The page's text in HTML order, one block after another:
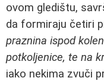
ovom gledištu,
da formiraju četiri
praznina ispod
potkoljenice, te na
iako nekima zvuči